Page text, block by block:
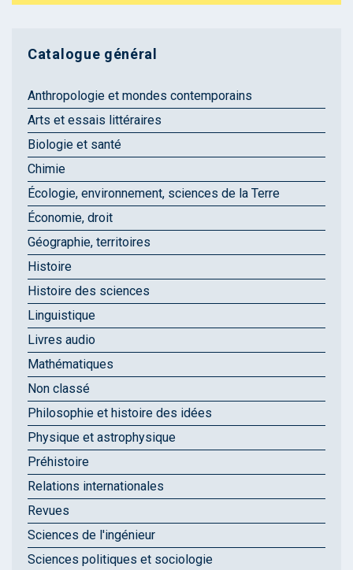
Catalogue général
Anthropologie et mondes contemporains
Arts et essais littéraires
Biologie et santé
Chimie
Écologie, environnement, sciences de la Terre
Économie, droit
Géographie, territoires
Histoire
Histoire des sciences
Linguistique
Livres audio
Mathématiques
Non classé
Philosophie et histoire des idées
Physique et astrophysique
Préhistoire
Relations internationales
Revues
Sciences de l'ingénieur
Sciences politiques et sociologie